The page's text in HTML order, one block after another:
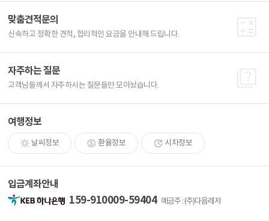
맞춤견적문의
신속하고 정확한 견적, 합리적인 요금을 안내해 드립니다.
자주하는 질문
고객님들께서 자주하시는 질문들만 모아놨습니다.
여행정보
날씨정보 환율정보 시차정보
입금계좌안내
159-910009-59404 예금주 : (주)다음레저